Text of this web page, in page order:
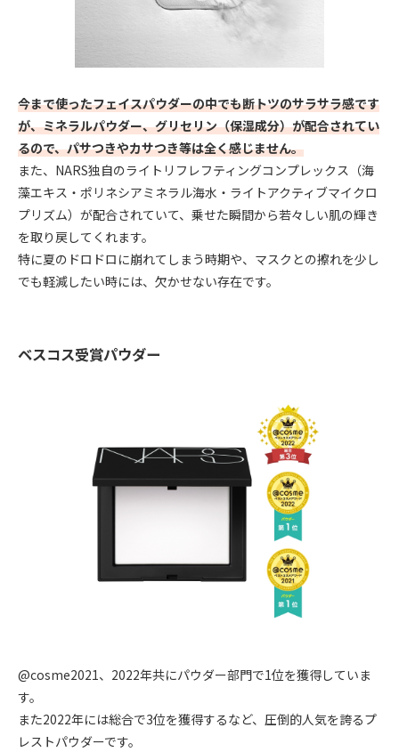
今まで使ったフェイスパウダーの中でも断トツのサラサラ感です
が、ミネラルパウダー、グリセリン（保湿成分）が配合されてい
るので、パサつきやカサつき等は全く感じません。
また、NARS独自のライトリフレフティングコンプレックス（海
藻エキス・ポリネシアミネラル海水・ライトアクティブマイクロ
プリズム）が配合されていて、乗せた瞬間から若々しい肌の輝き
を取り戻してくれます。
特に夏のドロドロに崩れてしまう時期や、マスクとの擦れを少し
でも軽減したい時には、欠かせない存在です。
ベスコス受賞パウダー
@cosme2021、2022年共にパウダー部門で1位を獲得していま
す。
また2022年には総合で3位を獲得するなど、圧倒的人気を誇るプ
レストパウダーです。